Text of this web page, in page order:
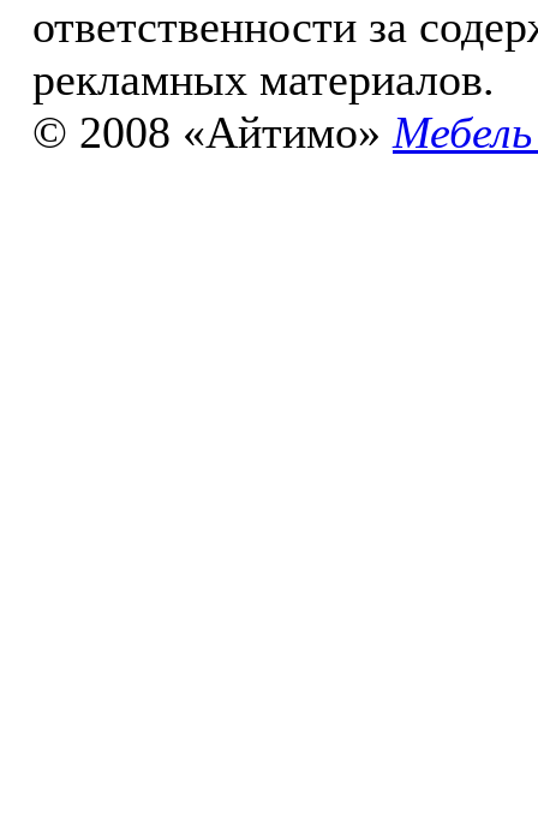
ответственности за
рекламных материалов.
© 2008 «Айтимо»